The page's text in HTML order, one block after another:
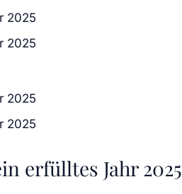
2025
2025
2025
2025
erfülltes Jahr 2025